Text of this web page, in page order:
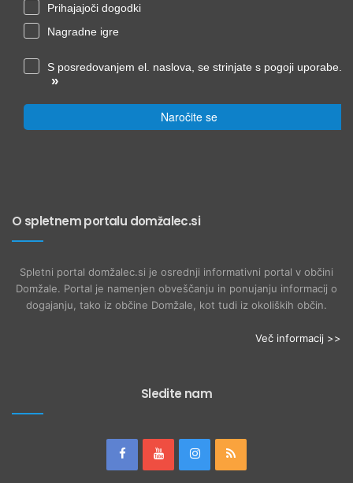
Prihajajoči dogodki
Nagradne igre
S posredovanjem el. naslova, se strinjate s pogoji uporabe.
»
Naročite se
O spletnem portalu domžalec.si
Spletni portal domžalec.si je osrednji informativni portal v občini
Domžale. Portal je namenjen obveščanju in ponujanju informacij o
dogajanju, tako iz občine Domžale, kot tudi iz okoliških občin.
Več informacij >>
Sledite nam